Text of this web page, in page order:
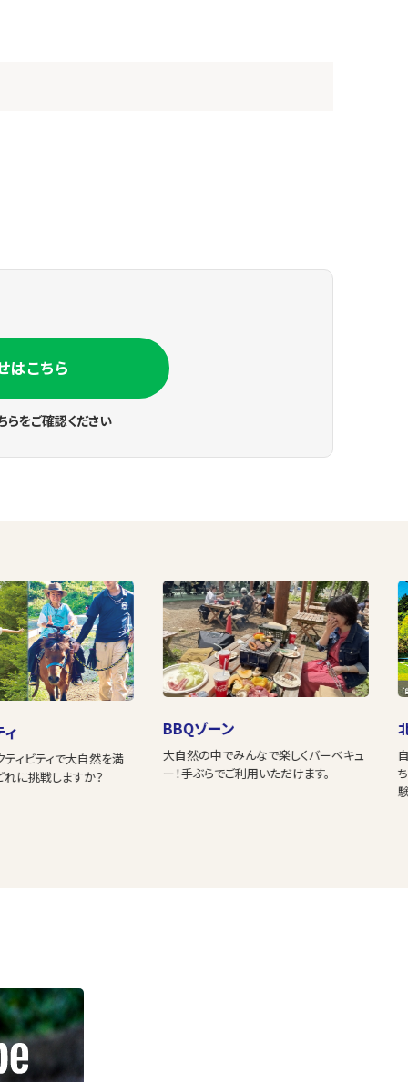
はこちら
をご確認ください
ィビティで大自然を満
に挑戦しますか？
BBQゾーン
大自然の中でみんなで楽しくバーベキュ
ー！手ぶらでご利用いただけます。
験